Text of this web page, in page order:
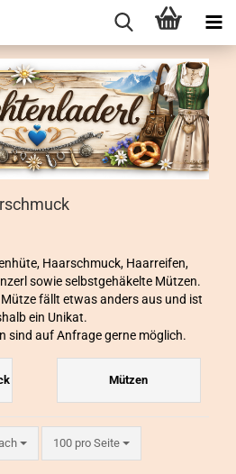
Haarschmuck, Haarreifen,
sowie selbstgehäkelte Mützen.
fällt etwas anders aus und ist
ein Unikat.
sind auf Anfrage gerne möglich.
Mützen
100 pro Seite
pro Seite